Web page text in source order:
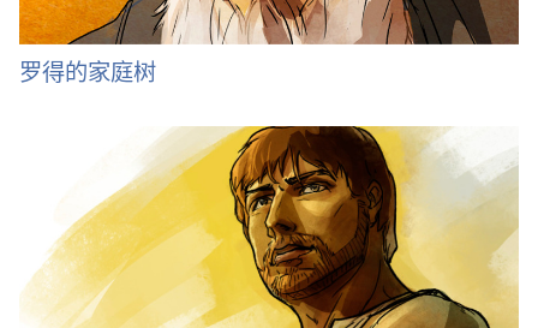
罗得的家庭树